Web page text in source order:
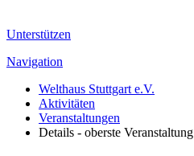
Unterstützen
Navigation
Welthaus Stuttgart e.V.
Aktivitäten
Veranstaltungen
Details - oberste Veranstaltung